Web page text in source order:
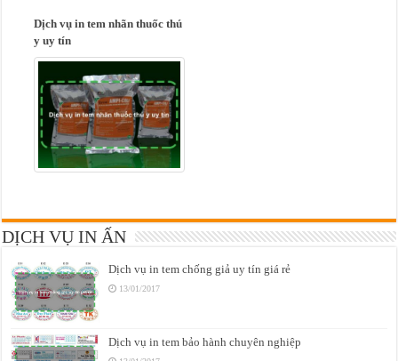
Dịch vụ in tem nhãn thuốc thú
y uy tín
DỊCH VỤ IN ẤN
Dịch vụ in tem chống giả uy tín giá rẻ
13/01/2017
Dịch vụ in tem bảo hành chuyên nghiệp